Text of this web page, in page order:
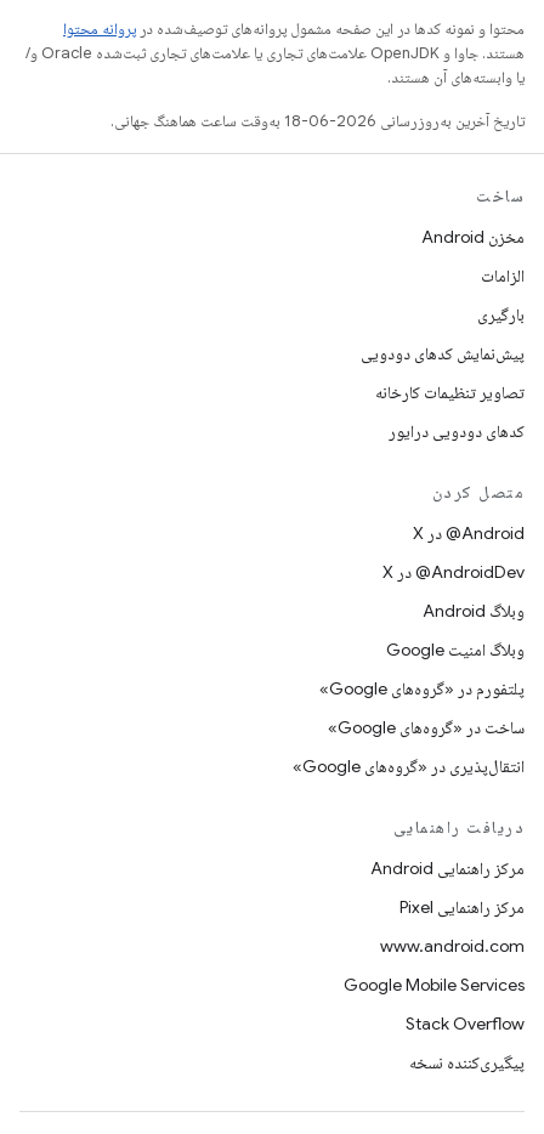
محتوا و نمونه کدها در این صفحه مشمول پروانه‌های توصیف‌شده در پروانه محتوا
هستند. جاوا و OpenJDK علامت‌های تجاری یا علامت‌های تجاری ثبت‌شده Oracle و/
یا وابسته‌های آن هستند.
تاریخ آخرین به‌روزرسانی 2026-06-18 به‌وقت ساعت هماهنگ جهانی.
ساخت
مخزن Android
الزامات
بارگیری
پیش‌نمایش کدهای دودویی
تصاویر تنظیمات کارخانه
کدهای دودویی درایور
متصل کردن
‫‎@Android در X
‫‎@AndroidDev در X
وبلاگ Android
وبلاگ امنیت Google
پلتفورم در «گروه‌های Google»
ساخت در «گروه‌های Google»
انتقال‌پذیری در «گروه‌های Google»
دریافت راهنمایی
مرکز راهنمایی Android
مرکز راهنمایی Pixel
www.android.com
Google Mobile Services
Stack Overflow
پیگیری‌کننده نسخه